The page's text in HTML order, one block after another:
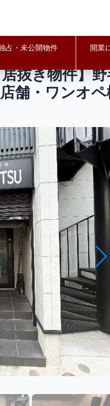
占・未公開物件 開業
横浜市中区 桜木町駅 【
抜き物件】
舗・ワンオ